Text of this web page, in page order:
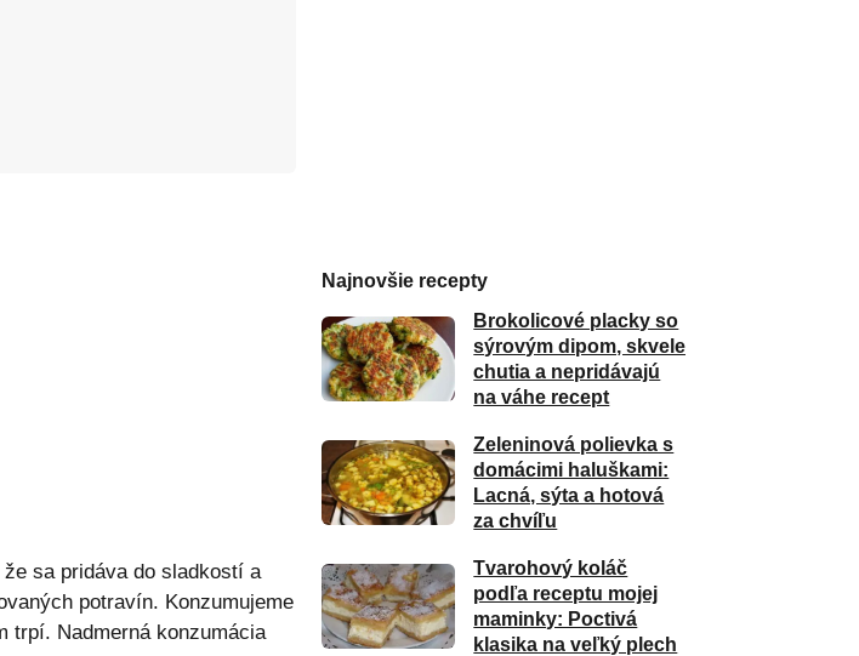
sa pridáva do sladkostí a
potravín. Konzumujeme
trpí. Nadmerná konzumácia
Najnovšie recepty
Brokolicové placky so
sýrovým dipom, skvele
chutia a nepridávajú
na váhe recept
Zeleninová polievka s
domácimi haluškami:
Lacná, sýta a hotová
za chvíľu
Tvarohový koláč
podľa receptu mojej
maminky: Poctivá
klasika na veľký plech